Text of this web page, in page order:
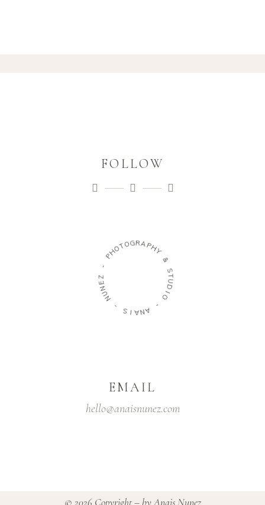
FOLLOW
-
PHOTOGRAPH
Y
&
S
T
U
D
I
O
-
A
N
A
I
S
-
N
U
N
E
Z
EMAIL
hello@anaisnunez.com
© 2026 Copyright – by Anais Nunez